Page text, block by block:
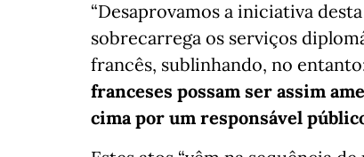
“Desaprovamos a iniciativa
sobrecarrega os serviços
francês, sublinhando, no
franceses possam ser assim
cima por um responsável